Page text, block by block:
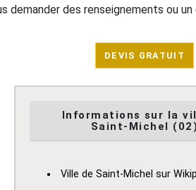
demander des renseignements ou
DEVIS GRATUIT
Informations sur la
Saint-Michel (02)
Ville de Saint-Michel sur